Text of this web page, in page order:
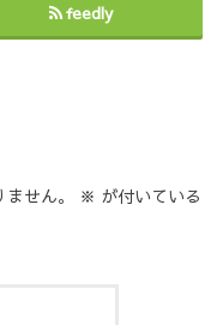
feedly
せん。 ※ が付いている